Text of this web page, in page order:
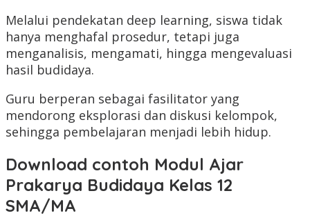
Melalui pendekatan deep learning, siswa tidak
hanya menghafal prosedur, tetapi juga
menganalisis, mengamati, hingga mengevaluasi
hasil budidaya.
Guru berperan sebagai fasilitator yang
mendorong eksplorasi dan diskusi kelompok,
sehingga pembelajaran menjadi lebih hidup.
Download contoh Modul Ajar
Prakarya Budidaya Kelas 12
SMA/MA